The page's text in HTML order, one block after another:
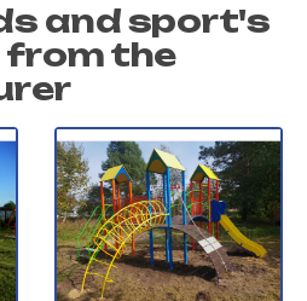
and sport's
from the